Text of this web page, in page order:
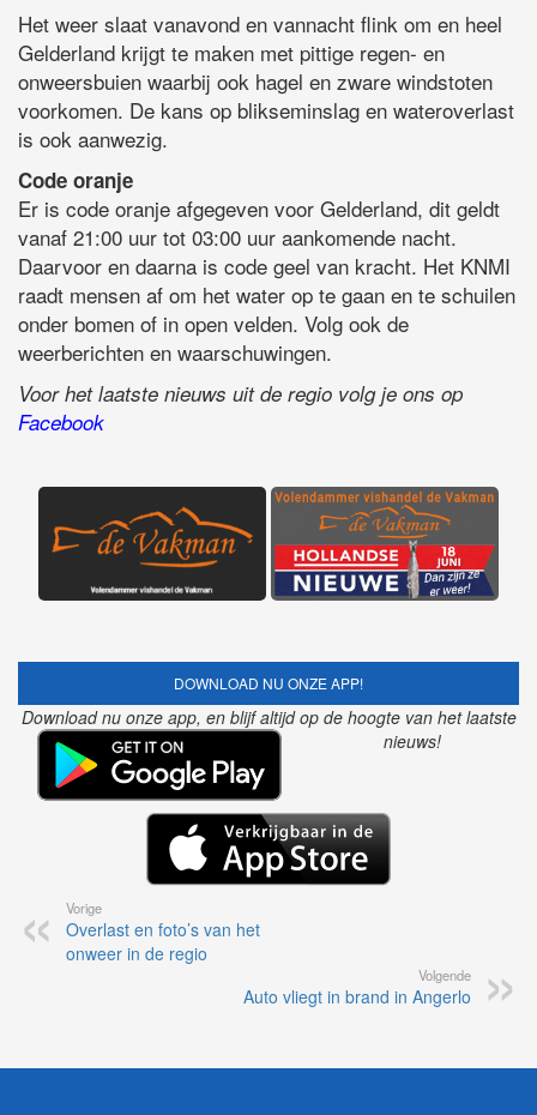
Het weer slaat vanavond en vannacht flink om en heel
Gelderland krijgt te maken met pittige regen- en
onweersbuien waarbij ook hagel en zware windstoten
voorkomen. De kans op blikseminslag en wateroverlast
is ook aanwezig.
Code oranje
Er is code oranje afgegeven voor Gelderland, dit geldt
vanaf 21:00 uur tot 03:00 uur aankomende nacht.
Daarvoor en daarna is code geel van kracht. Het KNMI
raadt mensen af om het water op te gaan en te schuilen
onder bomen of in open velden. Volg ook de
weerberichten en waarschuwingen.
Voor het laatste nieuws uit de regio volg je ons op
Facebook
DOWNLOAD NU ONZE APP!
Download nu onze app, en blijf altijd op de hoogte van het laatste
nieuws!
Vorige
Overlast en foto’s van het
onweer in de regio
Volgende
Auto vliegt in brand in Angerlo